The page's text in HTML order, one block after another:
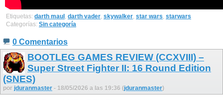
Etiquetas: darth maul , darth vader, skywalker, star wars, starwars
Categorías: Sin categoría
0 Comentarios
BOOTLEG GAMES REVIEW (CCXVIII) –
Super Street Fighter II: 16 Round Edition
(SNES)
por jduranmaster - 18/05/2026 a las 19:36 (jduranmaster)